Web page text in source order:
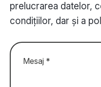
prelucrarea datelor,
condițiilor, dar și a
Please leave this field